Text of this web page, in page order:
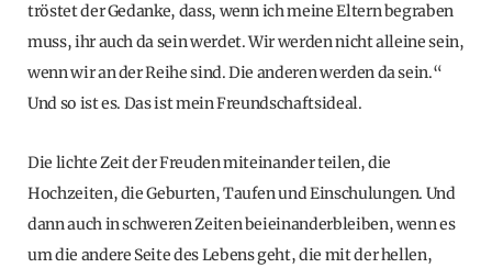
tröstet der Gedanke, dass, wenn ich meine Eltern begraben
muss, ihr auch da sein werdet. Wir werden nicht alleine sein,
wenn wir an der Reihe sind. Die anderen werden da sein.“
Und so ist es. Das ist mein Freundschaftsideal.
Die lichte Zeit der Freuden miteinander teilen, die
Hochzeiten, die Geburten, Taufen und Einschulungen. Und
dann auch in schweren Zeiten beieinanderbleiben, wenn es
um die andere Seite des Lebens geht, die mit der hellen,